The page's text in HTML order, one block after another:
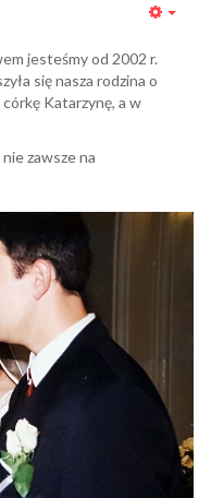
jesteśmy od 2002 r.
się nasza rodzina o
Katarzynę, a w
zawsze na